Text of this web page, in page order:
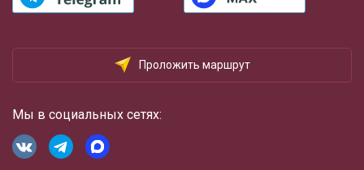
Проложить маршрут
Мы в социальных сетях: